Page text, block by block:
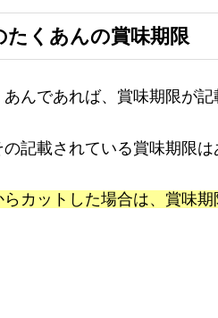
たくあんの賞味期限
んであれば、賞味期限が
の記載されている賞味期限
らカットした場合は、賞味